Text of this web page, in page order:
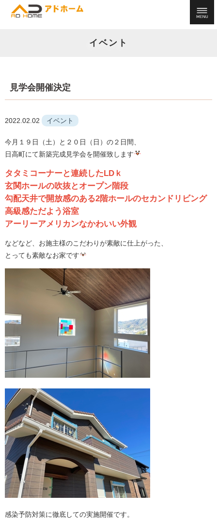
イベント
見学会開催決定
2022.02.02 イベント
今月１９日（土）と２０日（日）の２日間、
日高町にて新築完成見学会を開催致します
タタミコーナーと連続したLDｋ
玄関ホールの吹抜とオープン階段
勾配天井で開放感のある2階ホールのセカンドリビング
高級感ただよう浴室
アーリーアメリカンなかわいい外観
などなど、お施主様のこだわりが素敵に仕上がった、
とっても素敵なお家です
感染予防対策に徹底しての実施開催です。